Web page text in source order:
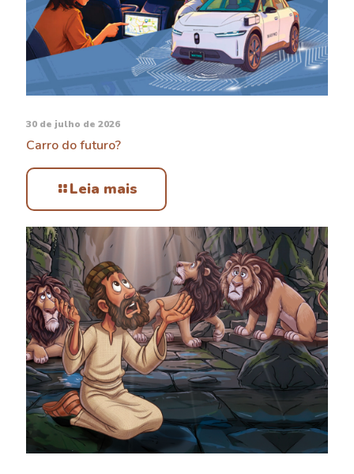
30 de julho de 2026
Carro do futuro?
Leia mais